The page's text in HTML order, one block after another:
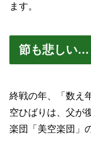
ます。
節も悲しい…
終戦の年、「数え
空ひばりは、父が
楽団「美空楽団」